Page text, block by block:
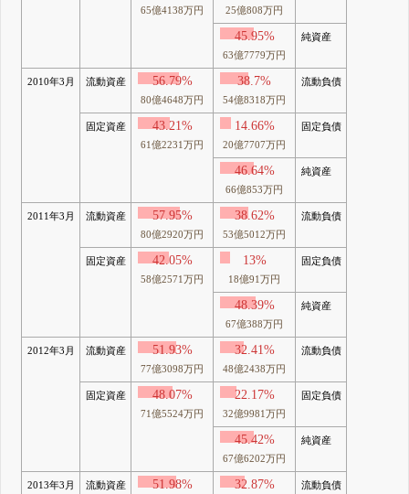
65億4138万円 25億808万円
45.95%
63億7779万円
純資産
2010年3月 流動資産 56.79%
80億4648万円
38.7%
54億8318万円
流動負債
固定資産 43.21%
61億2231万円
14.66%
20億7707万円
固定負債
46.64%
66億853万円
純資産
2011年3月 流動資産 57.95%
80億2920万円
38.62%
53億5012万円
流動負債
固定資産 42.05%
58億2571万円
13%
18億91万円
固定負債
48.39%
67億388万円
純資産
2012年3月 流動資産 51.93%
77億3098万円
32.41%
48億2438万円
流動負債
固定資産 48.07%
71億5524万円
22.17%
32億9981万円
固定負債
45.42%
67億6202万円
純資産
2013年3月 流動資産 51.98% 32.87% 流動負債